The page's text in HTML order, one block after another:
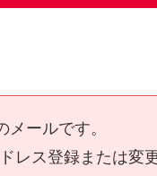
ールです。
レス登録または変